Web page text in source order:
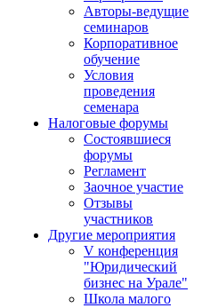
Авторы-ведущие
семинаров
Корпоративное
обучение
Условия
проведения
семенара
Налоговые форумы
Состоявшиеся
форумы
Регламент
Заочное участие
Отзывы
участников
Другие мероприятия
V конференция
"Юридический
бизнес на Урале"
Школа малого